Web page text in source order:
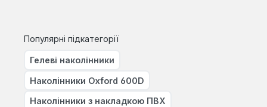
Популярні підкатегорії
Гелеві наколінники
Наколінники Oxford 600D
Наколінники з накладкою ПВХ